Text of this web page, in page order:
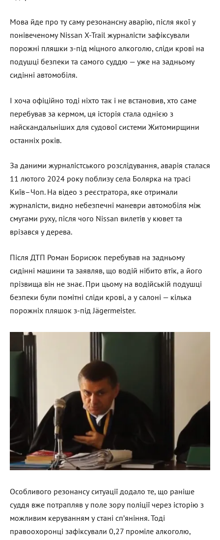
Мова йде про ту саму резонансну аварію, після якої у
понівеченому Nissan X-Trail журналісти зафіксували
порожні пляшки з-під міцного алкоголю, сліди крові на
подушці безпеки та самого суддю — уже на задньому
сидінні автомобіля.
І хоча офіційно тоді ніхто так і не встановив, хто саме
перебував за кермом, ця історія стала однією з
найскандальніших для судової системи Житомирщини
останніх років.
За даними журналістського розслідування, аварія сталася
11 лютого 2024 року поблизу села Болярка на трасі
Київ–Чоп. На відео з реєстратора, яке отримали
журналісти, видно небезпечні маневри автомобіля між
смугами руху, після чого Nissan вилетів у кювет та
врізався у дерева.
Після ДТП Роман Борисюк перебував на задньому
сидінні машини та заявляв, що водій нібито втік, а його
прізвища він не знає. При цьому на водійській подушці
безпеки були помітні сліди крові, а у салоні — кілька
порожніх пляшок з-під Jägermeister.
Особливого резонансу ситуації додало те, що раніше
суддя вже потрапляв у поле зору поліції через історію з
можливим керуванням у стані сп’яніння. Тоді
правоохоронці зафіксували 0,27 проміле алкоголю,